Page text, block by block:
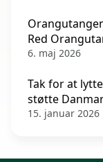
Red
6. maj 2026
Tak for at
støtte
15. januar 2026